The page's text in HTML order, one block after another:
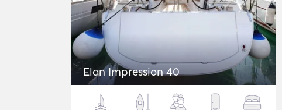
Elan Impression 40